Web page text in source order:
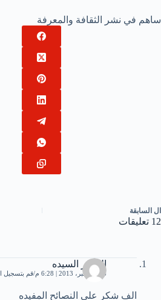
ساهم في نشر الثقافة والمعرفة
ال السابقة
12 تعليقات
الخمير السيده
16 ديسمبر، 2013 | 6:28 م قم بتسجيل
الف شكر علي النصائح المفيده